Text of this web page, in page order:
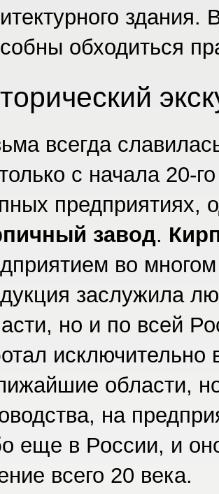
обходиться
всегда
с начала 20-
предприятиях,
завод.
во
заслужила
но и по всей
области,
на
еще в России, и
всего 20 века.